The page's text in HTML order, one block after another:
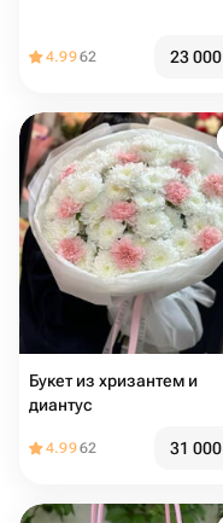
4.9962 23 000
Букет из хризантем и
диантус
4.9962 31 000